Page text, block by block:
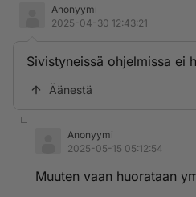
Anonyymi
2025-04-30 12:43:21
Sivistyneissä ohjelmissa ei
Äänestä
Anonyymi
2025-05-15 05:12:54
Muuten vaan huorataan